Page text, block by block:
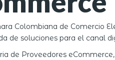
Colombiana de Comercio
de soluciones para el canal
de Proveedores